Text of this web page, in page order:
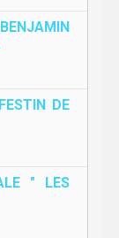
DE
" LES